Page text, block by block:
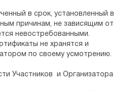
в срок, установленный в
причинам, не зависящим от
невостребованными.
не хранятся и
по своему усмотрению.
Участников и Организатора